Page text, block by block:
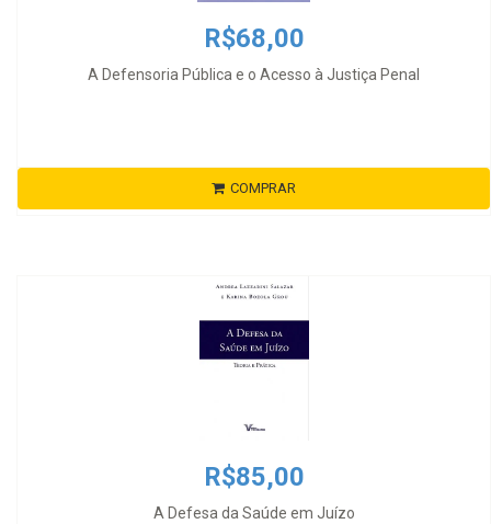
R$68,00
A Defensoria Pública e o Acesso à Justiça Penal
COMPRAR
R$85,00
A Defesa da Saúde em Juízo